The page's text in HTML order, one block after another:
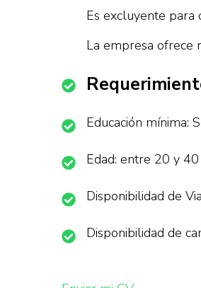
Es excluyente para
La empresa ofrece
Educación mínima:
Edad: entre 20 y 40
Disponibilidad de
Disponibilidad de